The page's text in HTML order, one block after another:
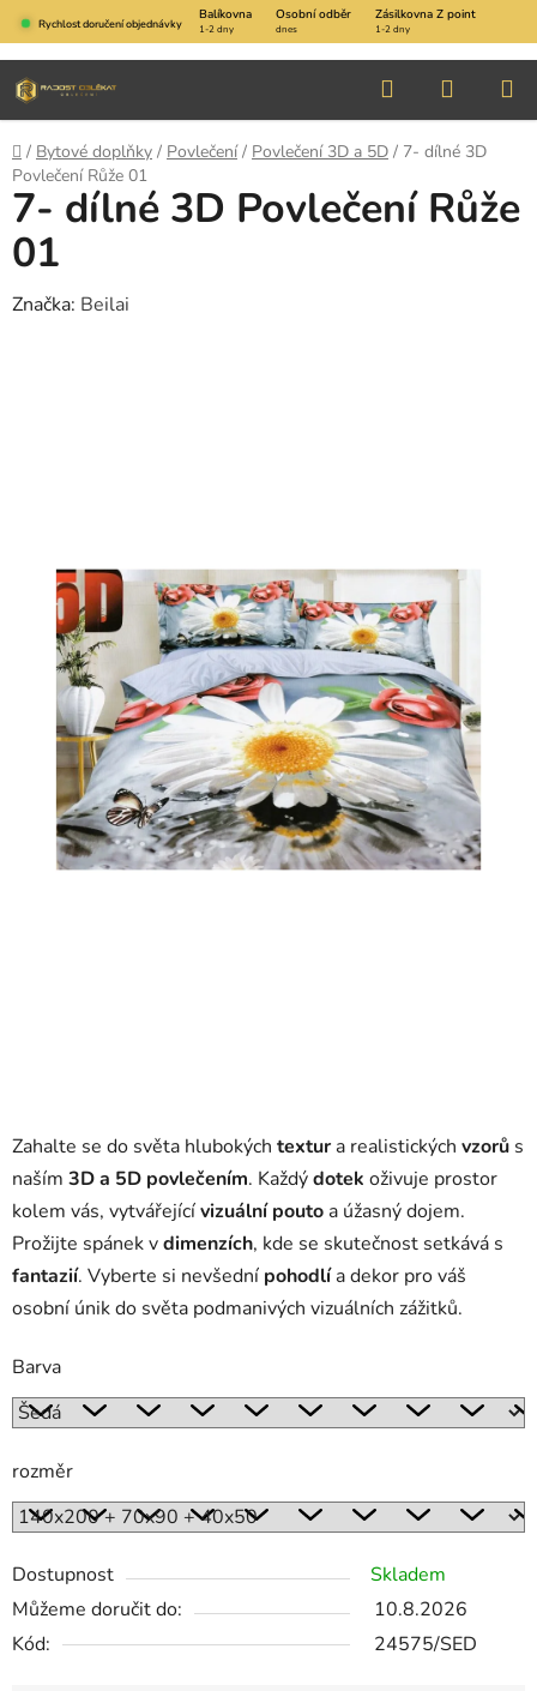
Přejít
na
obsah
Rychlost doručení objednávky
Balíkovna Osobní odběr Zásilkovna Z point
1-2 dny dnes 1-2 dny
Hledat
KOŠÍK
Domů
/ Bytové doplňky / Povlečení / Povlečení 3D a 5D / 7- dílné 3D
Povlečení Růže 01
Zahalte se do světa hlubokých textur a realistických vzorů s
naším 3D a 5D povlečením. Každýdotek oživuje prostor
kolem vás, vytvářejícívizuální pouto a úžasný dojem.
Prožijte spánek vdimenzích, kde se skutečnost setkává s
fantazií. Vyberte si nevšední pohodlía dekor pro váš
osobní únik do světa podmanivých vizuálních zážitků.
Barva
rozměr
Dostupnost
Skladem
Můžeme doručit do:
10.8.2026
Kód:
24575/SED
7- dílné 3D Povlečení Růže
01
Značka: Beilai